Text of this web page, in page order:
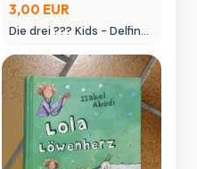
3,00 EUR
Die drei ??? Kids - Delfine
Kosmos Verlag